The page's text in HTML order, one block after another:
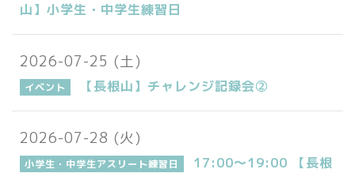
山】小学生・中学生練習日
2026-07-25 (土)
イベント 【長根山】チャレンジ記録会②
2026-07-28 (火)
小学生・中学生アスリート練習日
17:00～19:00 【長根